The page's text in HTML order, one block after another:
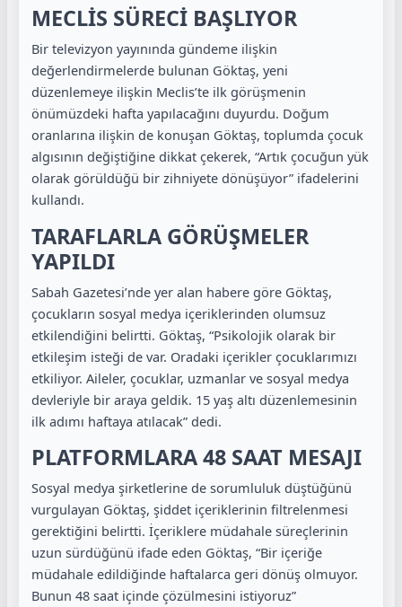
MECLİS SÜRECİ BAŞLIYOR
Bir televizyon yayınında gündeme ilişkin
değerlendirmelerde bulunan Göktaş, yeni
düzenlemeye ilişkin Meclis’te ilk görüşmenin
önümüzdeki hafta yapılacağını duyurdu. Doğum
oranlarına ilişkin de konuşan Göktaş, toplumda çocuk
algısının değiştiğine dikkat çekerek, “Artık çocuğun yük
olarak görüldüğü bir zihniyete dönüşüyor” ifadelerini
kullandı.
TARAFLARLA GÖRÜŞMELER
YAPILDI
Sabah Gazetesi’nde yer alan habere göre Göktaş,
çocukların sosyal medya içeriklerinden olumsuz
etkilendiğini belirtti. Göktaş, “Psikolojik olarak bir
etkileşim isteği de var. Oradaki içerikler çocuklarımızı
etkiliyor. Aileler, çocuklar, uzmanlar ve sosyal medya
devleriyle bir araya geldik. 15 yaş altı düzenlemesinin
ilk adımı haftaya atılacak” dedi.
PLATFORMLARA 48 SAAT MESAJI
Sosyal medya şirketlerine de sorumluluk düştüğünü
vurgulayan Göktaş, şiddet içeriklerinin filtrelenmesi
gerektiğini belirtti. İçeriklere müdahale süreçlerinin
uzun sürdüğünü ifade eden Göktaş, “Bir içeriğe
müdahale edildiğinde haftalarca geri dönüş olmuyor.
Bunun 48 saat içinde çözülmesini istiyoruz”